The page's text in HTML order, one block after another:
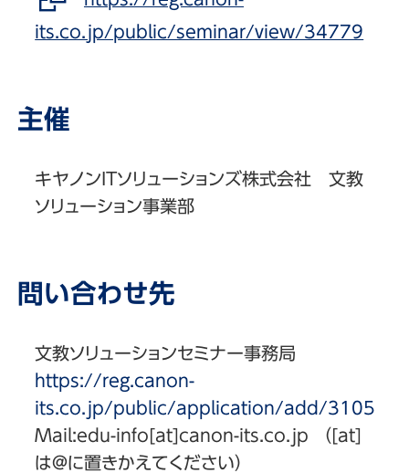
its.co.jp/public/seminar/view/34779
主催
キヤノンITソリューションズ株式会社 文教
ソリューション事業部
問い合わせ先
文教ソリューションセミナー事務局
https://reg.canon-
its.co.jp/public/application/add/3105
Mail:edu-info[at]canon-its.co.jp （[at]
は@に置きかえてください）